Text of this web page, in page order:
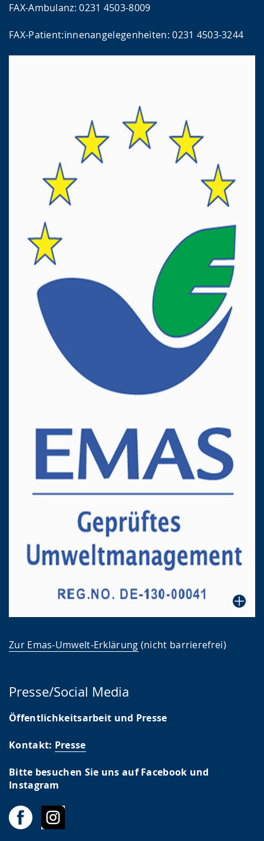
FAX-Ambulanz: 0231 4503-8009
FAX-Patient:innenangelegenheiten: 0231 4503-3244
Zur Emas-Umwelt-Erklärung (nicht barrierefrei)
Presse/Social Media
Öffentlichkeitsarbeit und Presse
Kontakt: Presse
Bitte besuchen Sie uns auf Facebook und
Instagram